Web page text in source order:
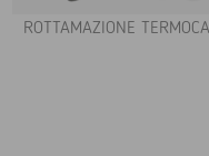
ROTTAMAZIONE